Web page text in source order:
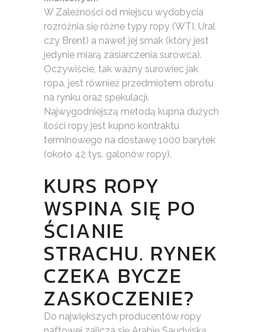
W Zależności od miejscu wydobycia
rozróżnia się różne typy ropy (WTI, Ural
czy Brent) a nawet jej smak (który jest
jedynie miarą zasiarczenia surowca).
Oczywiście, tak ważny surowiec jak
ropa, jest również przedmiotem obrotu
na rynku oraz spekulacji.
Najwygodniejszą metodą kupna dużych
ilości ropy jest kupno kontraktu
terminowego na dostawę 1000 baryłek
(około 42 tys. galonów ropy).
KURS ROPY
WSPINA SIĘ PO
ŚCIANIE
STRACHU. RYNEK
CZEKA BYCZE
ZASKOCZENIE?
Do największych producentów ropy